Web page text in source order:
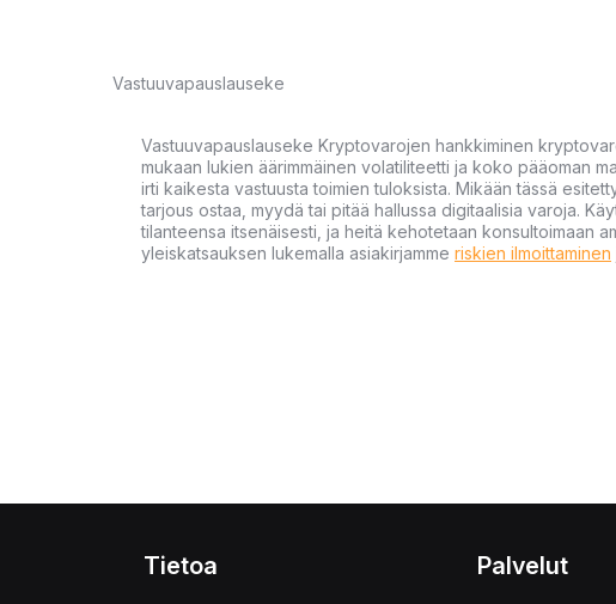
Vastuuvapauslauseke
Vastuuvapauslauseke Kryptovarojen hankkiminen
mukaan lukien äärimmäinen volatiliteetti ja koko pääoman
irti kaikesta vastuusta toimien tuloksista. Mikään tässä
tarjous ostaa, myydä tai pitää hallussa digitaalisia varoja.
tilanteensa itsenäisesti, ja heitä kehotetaan konsultoimaan
yleiskatsauksen lukemalla asiakirjamme riskien ilmoittaminen
Tietoa Palvelut